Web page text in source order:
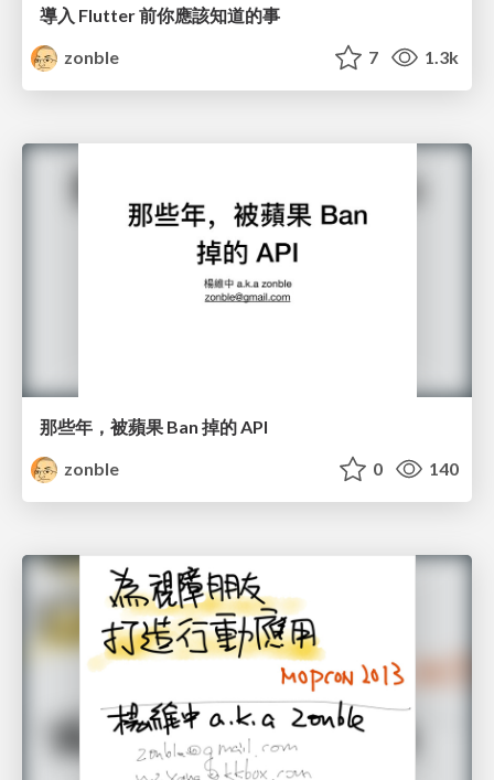
導入 Flutter 前你應該知道的事
zonble
7 1.3k
那些年，被蘋果 Ban 掉的 API
zonble
0 140